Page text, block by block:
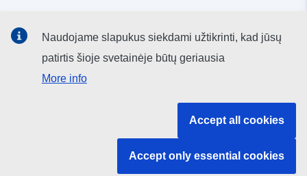
socialinių tinklų kanalai
Naudojame slapukus siekdami užtikrinti, kad jūsų
patirtis šioje svetainėje būtų geriausia
More info
Accept all cookies
Accept only essential cookies